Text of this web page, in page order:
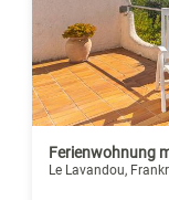
Ferienwohnung
Le Lavandou,